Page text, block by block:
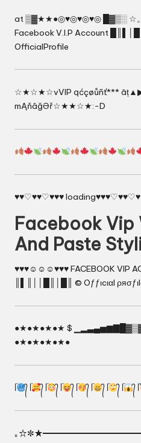
at ▒▓★★●◎♥◎♥◎♥◎ █▓▒░ ☆
Facebook V.I.P Account
OfficialProfile
☆★☆★☆vVIP ąćçøůñť***
mĄňâğƏř☆★★☆★:-D
♥♥♡♥♥♡♥♥♥ loading♥♥♥♡♥♥♡♥
Facebook Vip
And Paste
♥♥♥☺☺☺♥♥♥ FACEBOOK VIP
║▌║││█║│█║ © Oƒƒιcιαl
●★●★●★●★ $
●★●★●★●★●
ᥬ ᭄ ᥬ ᭄ ᥬ ᭄ ᥬ ᭄ ᥬ ᭄ ᥬ ᭄ ᥬ ᭄ ᥬ ᭄ ᥬ
｡